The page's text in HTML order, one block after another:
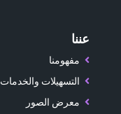
عننا
مفهومنا
التسهيلات والخدمات
معرض الصور